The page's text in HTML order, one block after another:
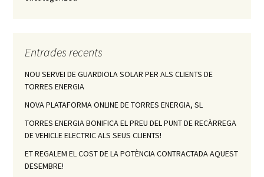
Entrades recents
NOU SERVEI DE GUARDIOLA SOLAR PER ALS CLIENTS DE
TORRES ENERGIA
NOVA PLATAFORMA ONLINE DE TORRES ENERGIA, SL
TORRES ENERGIA BONIFICA EL PREU DEL PUNT DE RECÀRREGA
DE VEHICLE ELECTRIC ALS SEUS CLIENTS!
ET REGALEM EL COST DE LA POTÈNCIA CONTRACTADA AQUEST
DESEMBRE!